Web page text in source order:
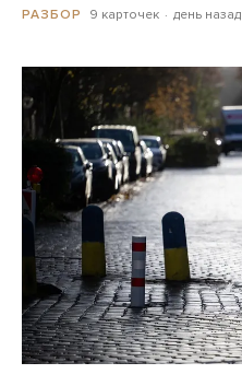
РАЗБОР 9 карточек день назад